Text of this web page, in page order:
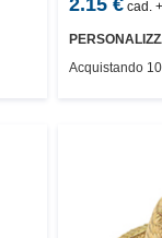
cad.
Acquistando